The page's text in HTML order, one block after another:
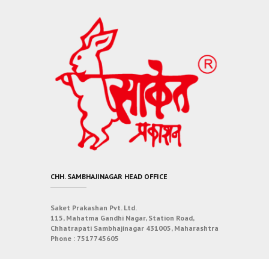
CHH. SAMBHAJINAGAR HEAD OFFICE
Saket Prakashan Pvt. Ltd.
115, Mahatma Gandhi Nagar, Station Road,
Chhatrapati Sambhajinagar 431005, Maharashtra
Phone : 7517745605